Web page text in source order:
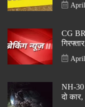
CG
NH-30
दो